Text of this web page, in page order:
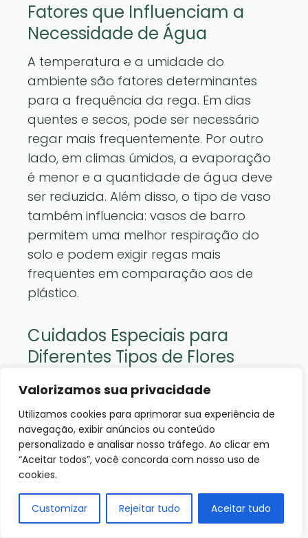
Valorizamos sua privacidade
Utilizamos cookies para aprimorar sua experiência de
navegação, exibir anúncios ou conteúdo
personalizado e analisar nosso tráfego. Ao clicar em
“Aceitar todos”, você concorda com nosso uso de
cookies.
Customizar Rejeitar tudo Aceitar tudo
Fatores que Influenciam a
Necessidade de Água
A temperatura e a umidade do
ambiente são fatores determinantes
para a frequência da rega. Em dias
quentes e secos, pode ser necessário
regar mais frequentemente. Por outro
lado, em climas úmidos, a evaporação
é menor e a quantidade de água deve
ser reduzida. Além disso, o tipo de vaso
também influencia: vasos de barro
permitem uma melhor respiração do
solo e podem exigir regas mais
frequentes em comparação aos de
plástico.
Cuidados Especiais para
Diferentes Tipos de Flores
Algumas flores têm exigências
exemplo, ascactose suculentas
armazenam água em seus tecidos e,
portanto, requerem regas esparsas. Já
as flores que crescem rápido podem
precisar de mais atenção e hidratação
para suportar seu crescimento